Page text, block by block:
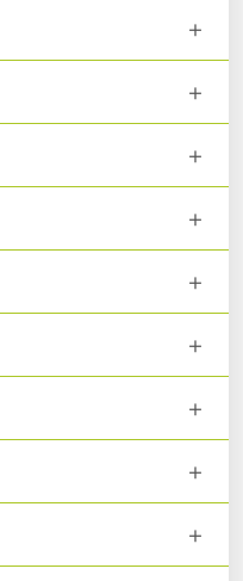
+
+
+
+
+
+
+
+
+